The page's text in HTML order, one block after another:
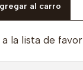
al carro
la lista de